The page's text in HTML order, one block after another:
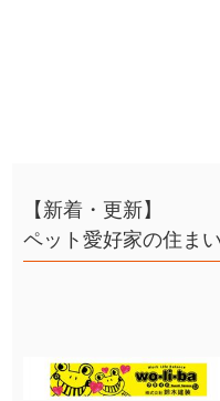
【新着・更新】
ペット愛好家の住ま